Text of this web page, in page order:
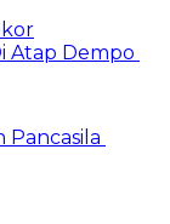
Atap Dempo
Pancasila